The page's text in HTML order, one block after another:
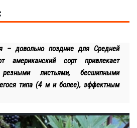
– довольно поздние для Средней
американский сорт привлекает
резными листьями, бесшипными
типа (4 м и более), эффектным